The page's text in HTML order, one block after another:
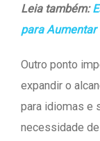
Leia também:
para Aumentar
Outro ponto
expandir o
para idiomas e
necessidade